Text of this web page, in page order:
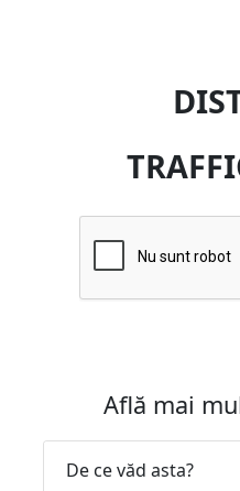
Află mai
De ce văd asta?